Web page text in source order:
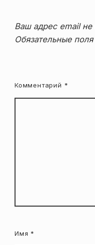
Ваш адрес email не
Обязательные
Комментарий *
Имя *